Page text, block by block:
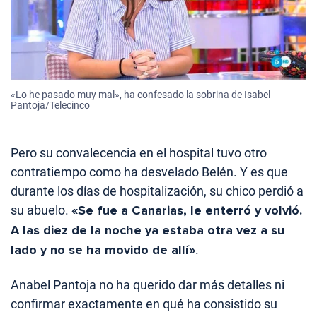
«Lo he pasado muy mal», ha confesado la sobrina de Isabel
Pantoja/Telecinco
Pero su convalecencia en el hospital tuvo otro
contratiempo como ha desvelado Belén. Y es que
durante los días de hospitalización, su chico perdió a
su abuelo. «Se fue a Canarias, le enterró y volvió.
A las diez de la noche ya estaba otra vez a su
lado y no se ha movido de allí».
Anabel Pantoja no ha querido dar más detalles ni
confirmar exactamente en qué ha consistido su